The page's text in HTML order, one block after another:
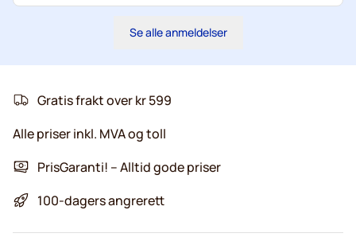
Se alle anmeldelser
Gratis frakt over kr 599
Alle priser inkl. MVA og toll
PrisGaranti! – Alltid gode priser
100-dagers angrerett